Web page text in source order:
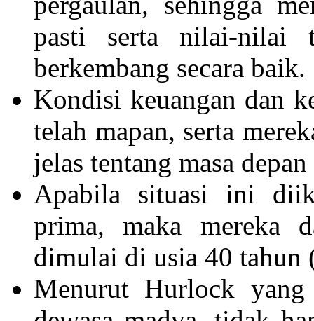
pasti serta nilai-nilai
berkembang secara baik.
Kondisi keuangan dan
telah mapan, serta
jelas tentang masa
Apabila situasi ini
prima, maka mereka
dimulai di usia 40
Menurut Hurlock